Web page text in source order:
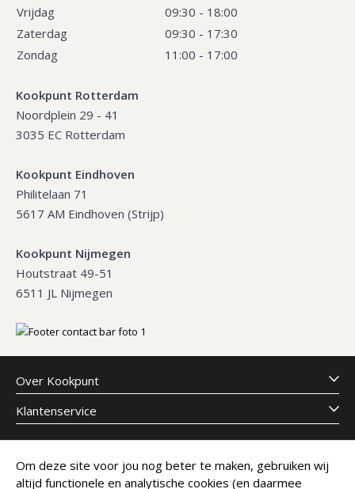
Vrijdag
09:30 - 18:00
Zaterdag
09:30 - 17:30
Zondag
11:00 - 17:00
Kookpunt Rotterdam
Noordplein 29 - 41
3035 EC Rotterdam
Kookpunt Eindhoven
Philitelaan 71
5617 AM Eindhoven (Strijp)
Kookpunt Nijmegen
Houtstraat 49-51
6511 JL Nijmegen
Over Kookpunt
Klantenservice
Meld je aan voor onze nieuwsbrief
E-mailadres
Om deze site voor jou nog beter te maken, gebruiken wij
altijd functionele en analytische cookies (en daarmee